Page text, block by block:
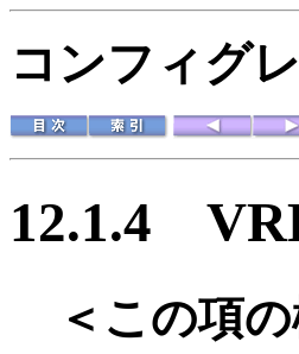
コンフィグ
12.1.4
＜この項